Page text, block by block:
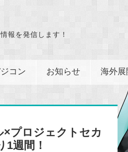
報を発信します！
コン お知らせ 海外展
×プロジェクトセカ
週間！